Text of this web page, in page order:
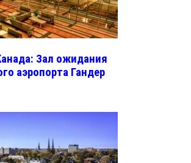
Зал ожидания
аэропорта Гандер